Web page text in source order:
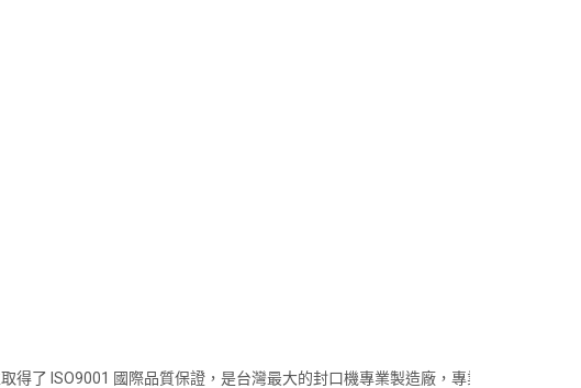
了 ISO9001 國際品質保證，是台灣最大的封口機專業製造廠，專業